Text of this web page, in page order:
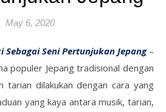
May 6, 2020
Sebagai Seni Pertunjukan Jepang–
populer Jepang tradisional dengan
tarian dilakukan dengan cara yang
yang kaya antara musik, tarian,